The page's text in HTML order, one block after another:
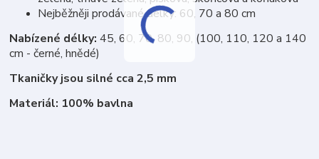
Nejběžněji prodávané délky: 60, 70 a 80 cm
Nabízené délky: 45, 60, 70, 80, 90, (100, 110, 120 a 140
cm - černé, hnědé)
Tkaničky jsou silné cca 2,5 mm
Materiál: 100% bavlna